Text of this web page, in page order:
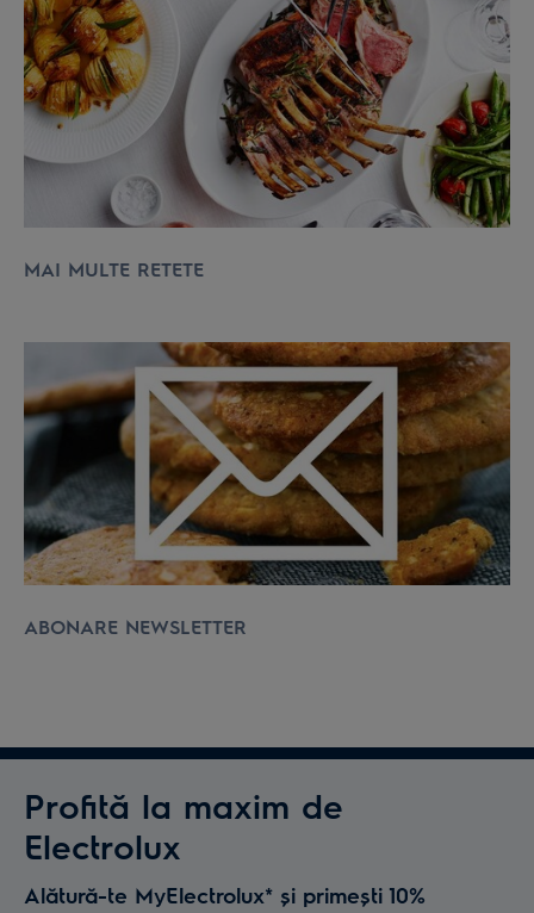
MAI MULTE RETETE
ABONARE NEWSLETTER
Profită la maxim de
Electrolux
Alătură-te MyElectrolux* și primești 10%